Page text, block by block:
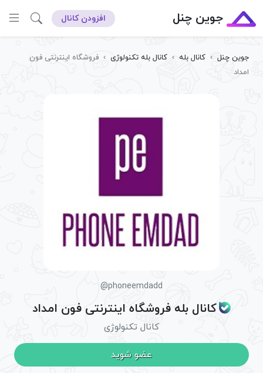
جوین چنل افزودن کانال
جوین چنل › کانال بله › کانال بله تکنولوژی › فروشگاه اینترنتی فون
امداد
@phoneemdadd
کانال بله فروشگاه اینترنتی فون امداد
کانال تکنولوژی
عضو شوید